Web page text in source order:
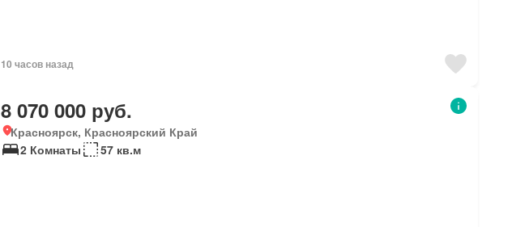
10 часов назад
8 070 000 руб.
Красноярск, Красноярский Край
2 Комнаты
57 кв.м